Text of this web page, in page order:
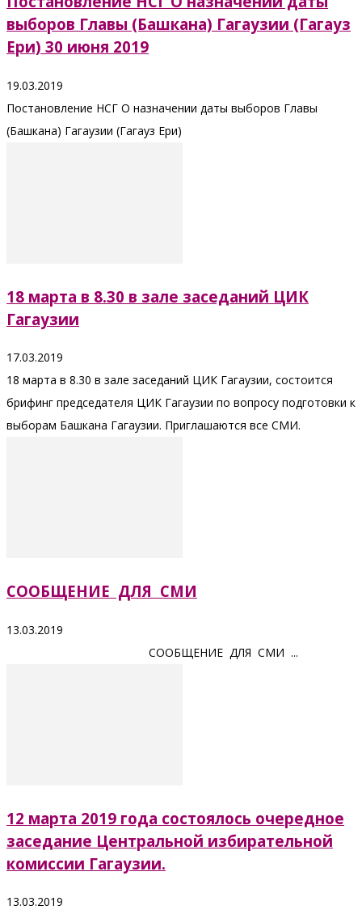
выборов Главы (Башкана) Гагаузии (Гагауз
Ери) 30 июня 2019
19.03.2019
Постановление НСГ О назначении даты выборов Главы
(Башкана) Гагаузии (Гагауз Ери)
18 марта в 8.30 в зале заседаний ЦИК
Гагаузии
17.03.2019
18 марта в 8.30 в зале заседаний ЦИК Гагаузии, состоится
брифинг председателя ЦИК Гагаузии по вопросу подготовки к
выборам Башкана Гагаузии. Приглашаются все СМИ.
СООБЩЕНИЕ ДЛЯ СМИ
13.03.2019
СООБЩЕНИЕ ДЛЯ СМИ ...
12 марта 2019 года состоялось очередное
заседание Центральной избирательной
комиссии Гагаузии.
13.03.2019